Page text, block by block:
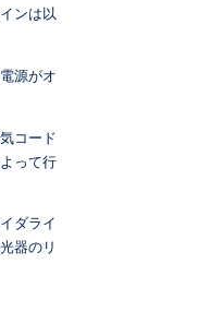
ンは以
源がオ
コード
って行
ダライ
器のリ